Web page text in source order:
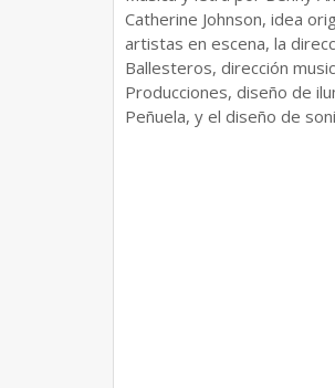
Catherine Johnson, idea
artistas en escena, la
Ballesteros, dirección
Producciones, diseño de
Peñuela, y el diseño de